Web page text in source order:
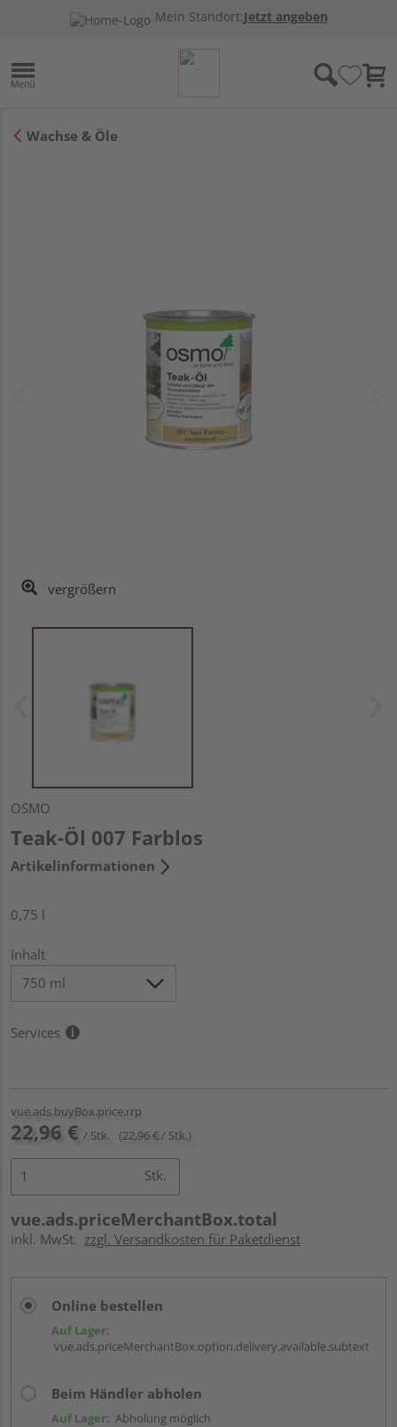
Mein Standort:Jetzt angeben
Wachse & Öle
vergrößern
OSMO
Teak-Öl 007 Farblos
Artikelinformationen
0,75 l
Inhalt
Services
vue.ads.buyBox.price.rrp
22,96 € / Stk. (22,96 € / Stk.)
Stk.
vue.ads.priceMerchantBox.total
inkl. MwSt. zzgl. Versandkosten für Paketdienst
Online bestellen
Auf Lager:
vue.ads.priceMerchantBox.option.delivery.available.subtext
Beim Händler abholen
Auf Lager: Abholung möglich